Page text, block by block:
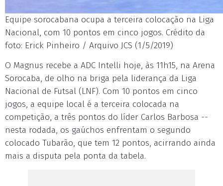
Equipe sorocabana ocupa a terceira colocação na Liga
Nacional, com 10 pontos em cinco jogos. Crédito da
foto: Erick Pinheiro / Arquivo JCS (1/5/2019)
O Magnus recebe a ADC Intelli hoje, às 11h15, na Arena
Sorocaba, de olho na briga pela liderança da Liga
Nacional de Futsal (LNF). Com 10 pontos em cinco
jogos, a equipe local é a terceira colocada na
competição, a três pontos do líder Carlos Barbosa --
nesta rodada, os gaúchos enfrentam o segundo
colocado Tubarão, que tem 12 pontos, acirrando ainda
mais a disputa pela ponta da tabela.